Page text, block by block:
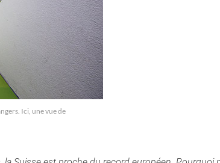
Ici, une vue de